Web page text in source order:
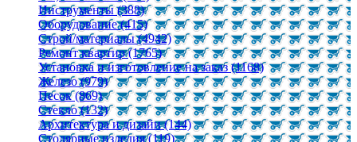
Инструменты (388)
Оборудование (415)
Строй/материалы (4942)
Ремонт квартир (1765)
Установка и изготовление на заказ (1168)
Железо (979)
Песок (869)
Стекло (132)
Архитектура и дизайн (144)
Столярные изделия (119)